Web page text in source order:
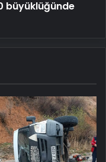
büyüklüğünde